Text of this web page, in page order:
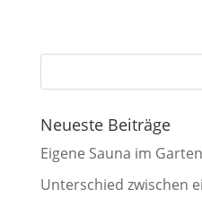
Neueste Beiträge
Eigene Sauna im Garten
Unterschied zwischen